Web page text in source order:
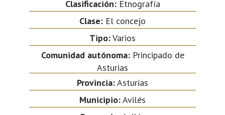
Clasificación:Etnografía
Clase: El concejo
Tipo:Varios
Comunidad autónoma:Principado de
Asturias
Provincia:Asturias
Municipio:Avilés